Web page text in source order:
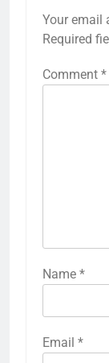
Your email
Required
Comment *
Name *
Email *